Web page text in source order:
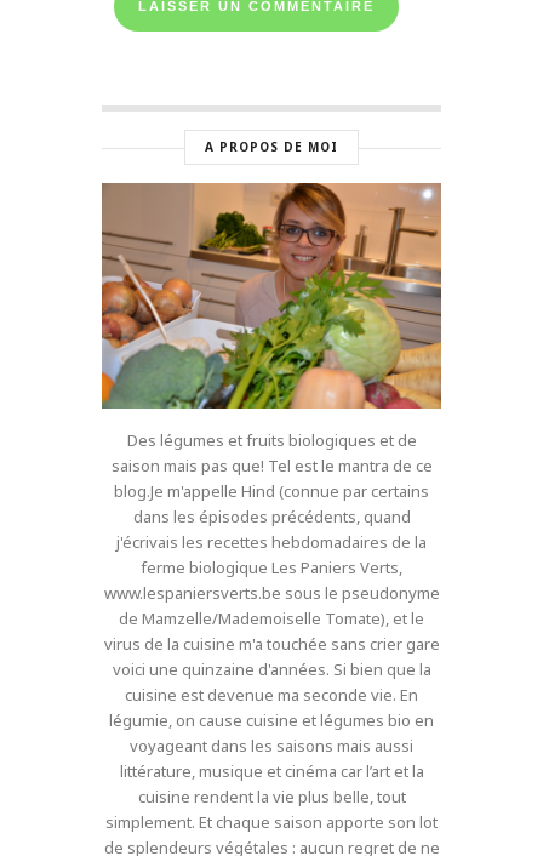
A PROPOS DE MOI
Des légumes et fruits biologiques et de
saison mais pas que! Tel est le mantra de ce
blog.Je m'appelle Hind (connue par certains
dans les épisodes précédents, quand
j'écrivais les recettes hebdomadaires de la
ferme biologique Les Paniers Verts,
www.lespaniersverts.be sous le pseudonyme
de Mamzelle/Mademoiselle Tomate), et le
virus de la cuisine m'a touchée sans crier gare
voici une quinzaine d'années. Si bien que la
cuisine est devenue ma seconde vie. En
légumie, on cause cuisine et légumes bio en
voyageant dans les saisons mais aussi
littérature, musique et cinéma car l’art et la
cuisine rendent la vie plus belle, tout
simplement. Et chaque saison apporte son lot
de splendeurs végétales : aucun regret de ne